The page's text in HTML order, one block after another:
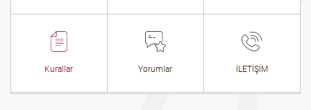
Kurallar Yorumlar İLETİŞİM